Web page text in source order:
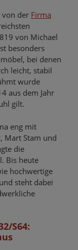
von der Firma
von Michael
besonders
bei denen
leicht, stabil
wurde
aus dem Jahr
gilt.
eng mit
Mart Stam und
die
Bis heute
hochwertige
steht dabei
S64: